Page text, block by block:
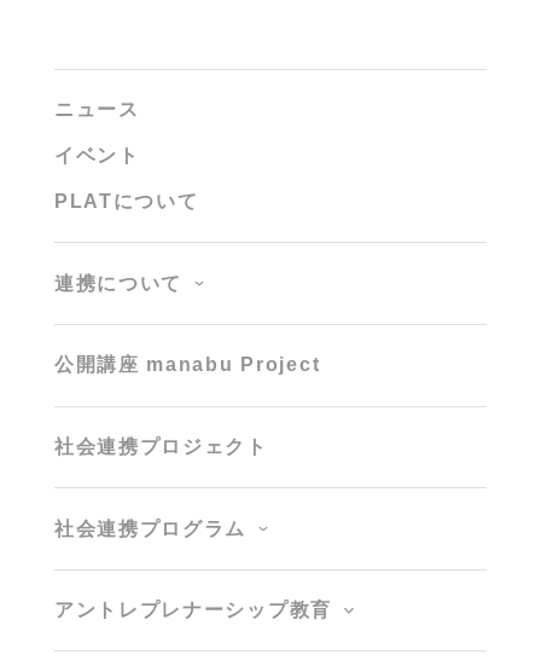
ニュース
イベント
PLATについて
連携について
公開講座 manabu Project
社会連携プロジェクト
社会連携プログラム
アントレプレナーシップ教育